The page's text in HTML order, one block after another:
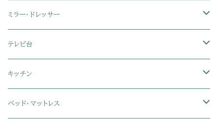
3人掛けソファ
フロアソファ・ローソファ
ソファベッド
カウチソファ・コーナーソファ
2人掛け座椅子
リクライニング座椅子
肘付き座椅子
座椅子カバー
カラーボックス
本棚・書棚
衣類・タンス・チェスト
ハンガーラック
ミラー・ドレッサー
ドレッサー・鏡台
ミラー・スタンドミラー
テレビ台
壁面収納・ハイタイプテレビ台
ミドルタイプテレビ台
キッチン
食器棚・キッチンボード
ベッド・マットレス